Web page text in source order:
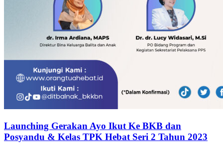
Launching Gerakan Ayo Ikut Ke BKB dan
Posyandu & Kelas TPK Hebat Seri 2 Tahun 2023